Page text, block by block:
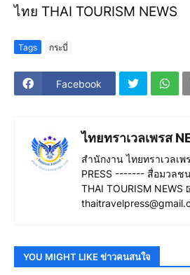
ไทย THAI TOURISM NEWS
Tags กระบี่
Facebook
ไทยทราเวลเพรส
สำนักงาน ไทยทราเวลเพ
PRESS ------- สื่อมวลช
THAI TOURISM NEWS
YOU MIGHT LIKE ข่าวคนสนใจ